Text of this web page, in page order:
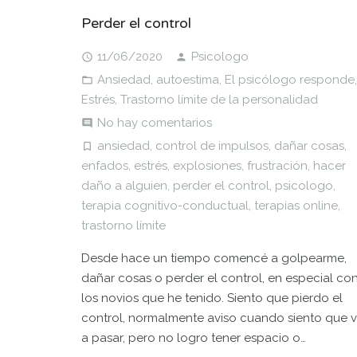
Perder el control
11/06/2020
Psicologo
Ansiedad, autoestima, El psicólogo responde,
Estrés, Trastorno límite de la personalidad
No hay comentarios
ansiedad, control de impulsos, dañar cosas,
enfados, estrés, explosiones, frustración, hacer
daño a alguien, perder el control, psicologo,
terapia cognitivo-conductual, terapias online,
trastorno límite
Desde hace un tiempo comencé a golpearme,
dañar cosas o perder el control, en especial
los novios que he tenido. Siento que pierdo el
control, normalmente aviso cuando siento que
a pasar, pero no logro tener espacio o…